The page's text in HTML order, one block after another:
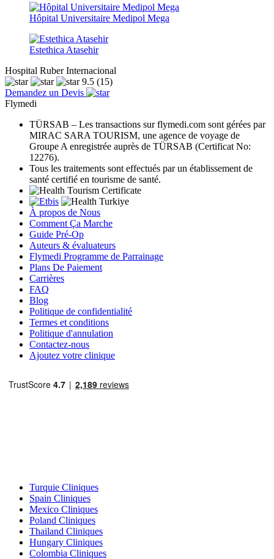
Hôpital Universitaire Medipol Mega
Estethica Atasehir
Hospital Ruber Internacional
9.5 (15)
Demandez un Devis
Flymedi
TÜRSAB – Les transactions sur flymedi.com sont gérées par
MIRAC SARA TOURISM, une agence de voyage de
Groupe A enregistrée auprès de TÜRSAB (Certificat No:
12276).
Tous les traitements sont effectués par un établissement de
santé certifié en tourisme de santé.
À propos de Nous
Comment Ça Marche
Guide Pré-Op
Auteurs & évaluateurs
Flymedi Programme de Parrainage
Plans De Paiement
Carrières
FAQ
Blog
Politique de confidentialité
Termes et conditions
Politique d'annulation
Contactez-nous
Ajoutez votre clinique
Turquie Cliniques
Spain Cliniques
Mexico Cliniques
Poland Cliniques
Thailand Cliniques
Hungary Cliniques
Colombia Cliniques